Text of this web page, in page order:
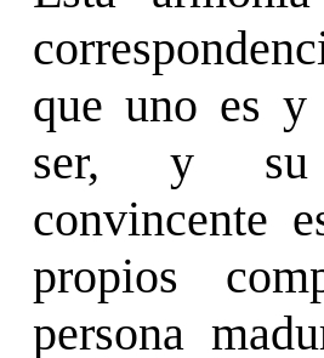
que uno es
ser, y su
convincente
propios
persona